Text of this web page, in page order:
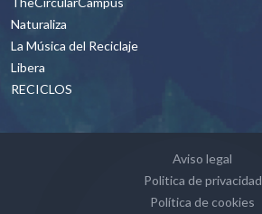
Naturaliza
La Música del Reciclaje
Libera
RECICLOS
Aviso legal
Politica de privacidad
Política de cookies